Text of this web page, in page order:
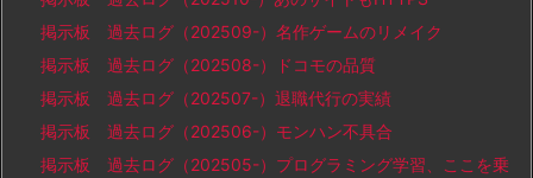
掲示板 過去ログ（202509-）名作ゲームのリメイク
掲示板 過去ログ（202508-）ドコモの品質
掲示板 過去ログ（202507-）退職代行の実績
掲示板 過去ログ（202506-）モンハン不具合
掲示板 過去ログ（202505-）プログラミング学習、ここを乗